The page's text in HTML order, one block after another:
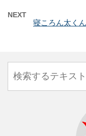
NEXT
寝ころん太く